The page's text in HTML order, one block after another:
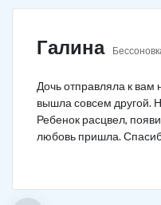
Галина
Дочь отправляла к вам
вышла совсем другой.
Ребенок расцвел,
любовь пришла.